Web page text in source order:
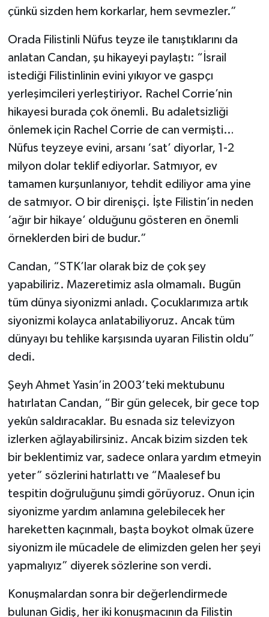
çünkü sizden hem korkarlar, hem sevmezler.”
Orada Filistinli Nüfus teyze ile tanıştıklarını da
anlatan Candan, şu hikayeyi paylaştı: “İsrail
istediği Filistinlinin evini yıkıyor ve gaspçı
yerleşimcileri yerleştiriyor. Rachel Corrie’nin
hikayesi burada çok önemli. Bu adaletsizliği
önlemek için Rachel Corrie de can vermişti…
Nüfus teyzeye evini, arsanı ‘sat’ diyorlar, 1-2
milyon dolar teklif ediyorlar. Satmıyor, ev
tamamen kurşunlanıyor, tehdit ediliyor ama yine
de satmıyor. O bir direnişçi. İşte Filistin’in neden
‘ağır bir hikaye’ olduğunu gösteren en önemli
örneklerden biri de budur.”
Candan, “STK’lar olarak biz de çok şey
yapabiliriz. Mazeretimiz asla olmamalı. Bugün
tüm dünya siyonizmi anladı. Çocuklarımıza artık
siyonizmi kolayca anlatabiliyoruz. Ancak tüm
dünyayı bu tehlike karşısında uyaran Filistin oldu”
dedi.
Şeyh Ahmet Yasin’in 2003’teki mektubunu
hatırlatan Candan, “Bir gün gelecek, bir gece top
yekûn saldıracaklar. Bu esnada siz televizyon
izlerken ağlayabilirsiniz. Ancak bizim sizden tek
bir beklentimiz var, sadece onlara yardım etmeyin
yeter” sözlerini hatırlattı ve “Maalesef bu
tespitin doğruluğunu şimdi görüyoruz. Onun için
siyonizme yardım anlamına gelebilecek her
hareketten kaçınmalı, başta boykot olmak üzere
siyonizm ile mücadele de elimizden gelen her şeyi
yapmalıyız” diyerek sözlerine son verdi.
Konuşmalardan sonra bir değerlendirmede
bulunan Gidiş, her iki konuşmacının da Filistin